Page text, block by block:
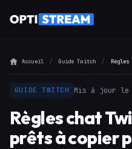
Accueil Guide Twitch
GUIDE TWITCH Mis à jour le
Règles chat
prêts à copier